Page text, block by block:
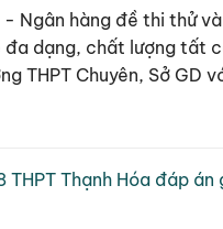
Ngân hàng đề thi thử
dạng, chất lượng tất
THPT Chuyên, Sở GD
Thạnh Hóa đáp án